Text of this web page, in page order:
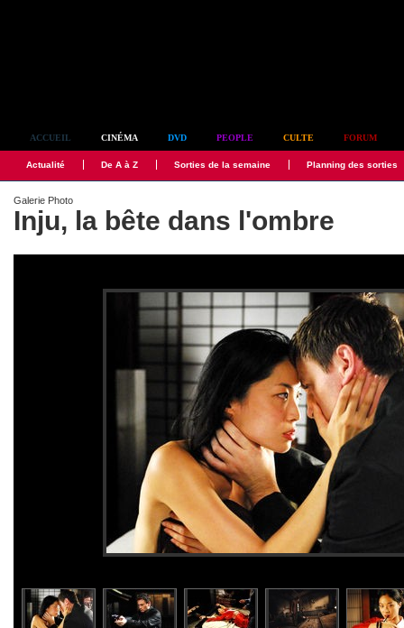
ACCUEIL CINÉMA DVD PEOPLE CULTE FORUM
Actualité De A à Z Sorties de la semaine Planning des sorties
Galerie Photo
Inju, la bête dans l'ombre